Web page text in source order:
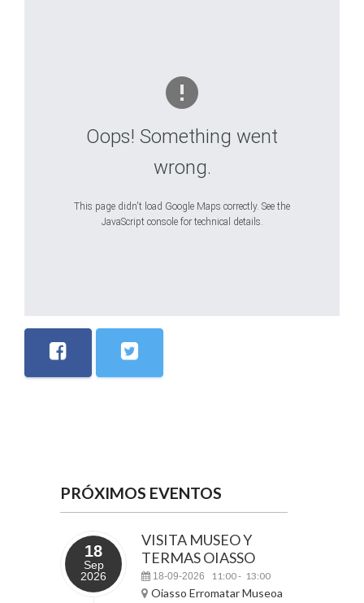
Oops! Something went
wrong.
This page didn't load Google Maps correctly. See the
JavaScript console for technical details.
PRÓXIMOS EVENTOS
18
Sep
2026
VISITA MUSEO Y
TERMAS OIASSO
18-09-2026 11:00- 13:00
Oiasso Erromatar Museoa